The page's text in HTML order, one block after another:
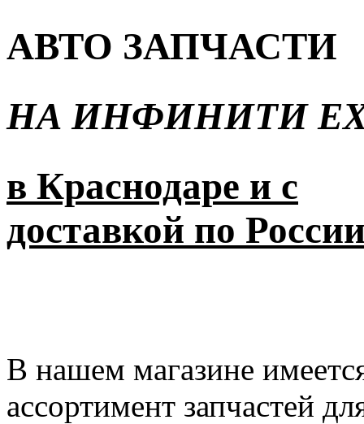
АВТО ЗАПЧАСТИ
НА ИНФИНИТИ
в Краснодаре и с
доставкой по
В нашем магазине
ассортимент запчастей